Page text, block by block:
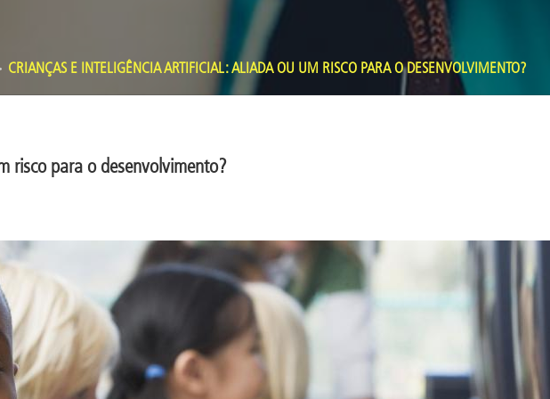
CRIANÇAS E INTELIGÊNCIA ARTIFICIAL: ALIADA OU UM RISCO PARA O DESENVOLVIMENTO?
risco para o desenvolvimento?